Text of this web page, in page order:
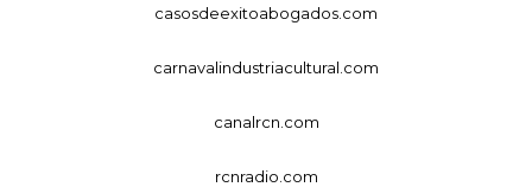
casosdeexitoabogados.com
carnavalindustriacultural.com
canalrcn.com
rcnradio.com